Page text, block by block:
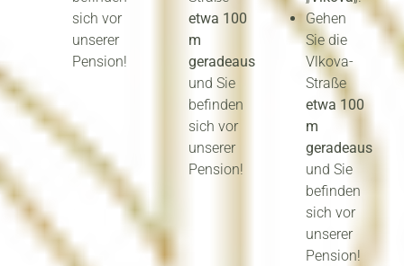
sich vor
unserer
Pension!
etwa 100
m
geradeaus
und Sie
befinden
sich vor
unserer
Pension!
Gehen
Sie die
Vlkova-
Straße
etwa 100
m
geradeaus
und Sie
befinden
sich vor
unserer
Pension!